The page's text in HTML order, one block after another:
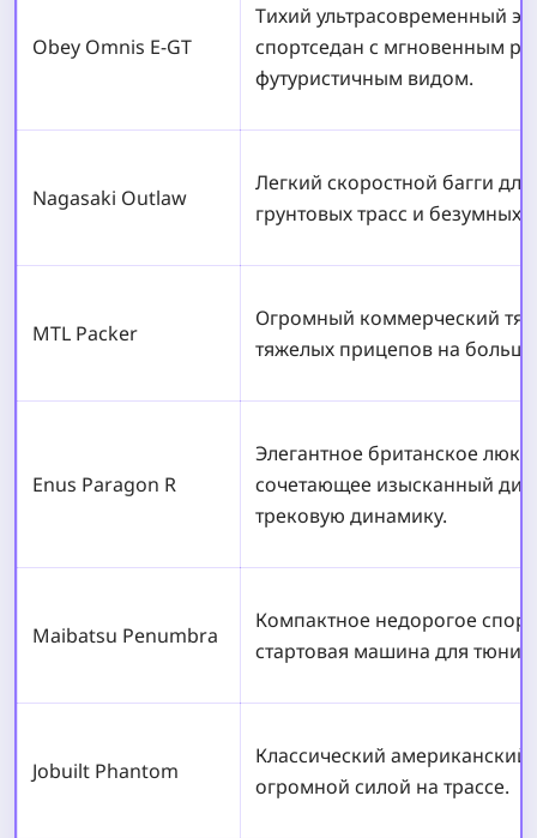
Obey Omnis E-GT
Тихий ультрасовременный
спортседан с мгновенным
футуристичным видом.
Nagasaki Outlaw
Легкий скоростной багги
грунтовых трасс и безумных
MTL Packer
Огромный коммерческий
тяжелых прицепов на
Enus Paragon R
Элегантное британское
сочетающее изысканный
трековую динамику.
Maibatsu Penumbra
Компактное недорогое
стартовая машина для
Jobuilt Phantom
Классический американский
огромной силой на трассе.